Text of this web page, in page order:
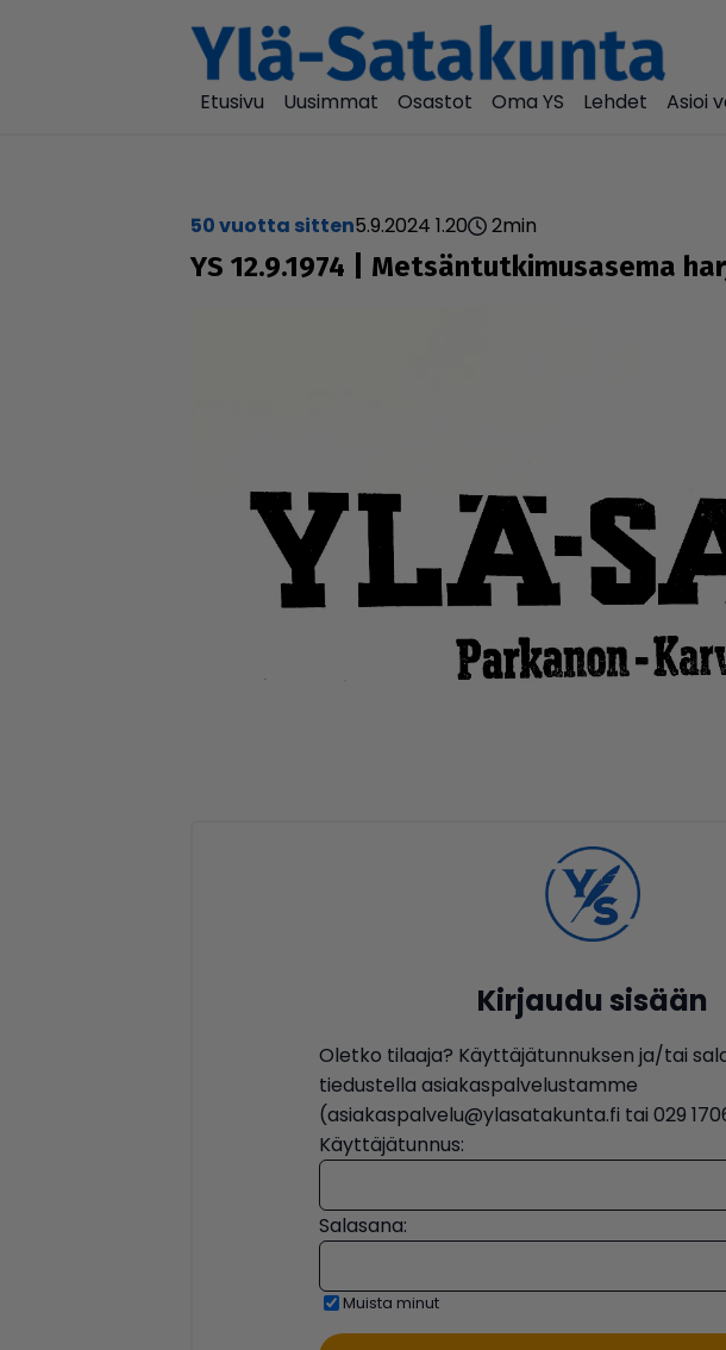
Etusivu
Uusimmat Osastot Oma YS Lehdet Asioi
50 vuotta sitten5.9.2024 1.20 2min
YS 12.9.1974 | Met­sän­tut­ki­mu­sa­sema
Kirjaudu sisään
Oletko tilaaja? Käyttäjätunnuksen ja/tai
tiedustella asiakaspalvelustamme
(asiakaspalvelu@ylasatakunta.fi tai 029
Käyttäjätunnus:
Salasana:
Muista minut